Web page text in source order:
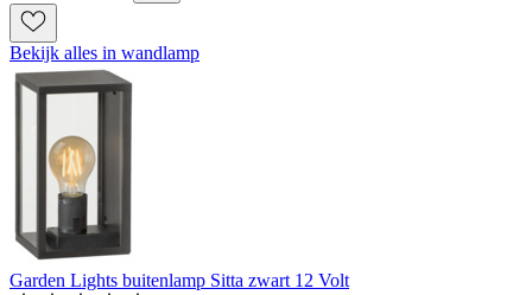
Bekijk alles in wandlamp
Garden Lights buitenlamp Sitta zwart 12 Volt